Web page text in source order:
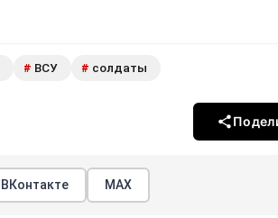
# ВСУ # солдаты
ВКонтакте МАХ